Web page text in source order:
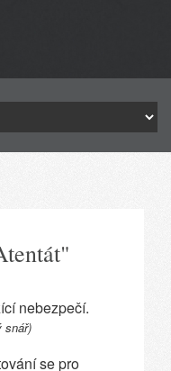
nebezpečí.
snář)
se pro